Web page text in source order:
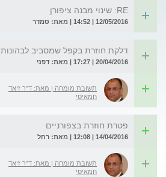
RE: שינוי מבנה ציפורן
12/05/2016 | 14:52 | מאת: סמדר
דלקת חוזרת בקפל שמסביב לבהונות
20/04/2016 | 17:27 | מאת: דפני
תשובת מומחה | מאת: ד"ר זיאד
חמאיסי
פטרת חוזרת בצפורניים
14/04/2016 | 12:08 | מאת: רחל
תשובת מומחה | מאת: ד"ר זיאד
חמאיסי